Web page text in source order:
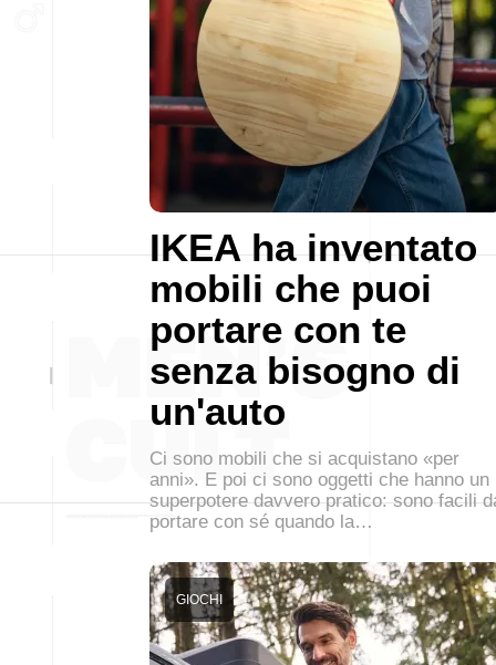
IKEA ha inventato
mobili che puoi
portare con te
senza bisogno di
un'auto
Ci sono mobili che si acquistano «per
anni». E poi ci sono oggetti che hanno un
superpotere davvero pratico: sono facili
portare con sé quando la…
GIOCHI